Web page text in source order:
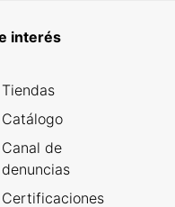
interés
Tiendas
Catálogo
Canal de
denuncias
Certificaciones